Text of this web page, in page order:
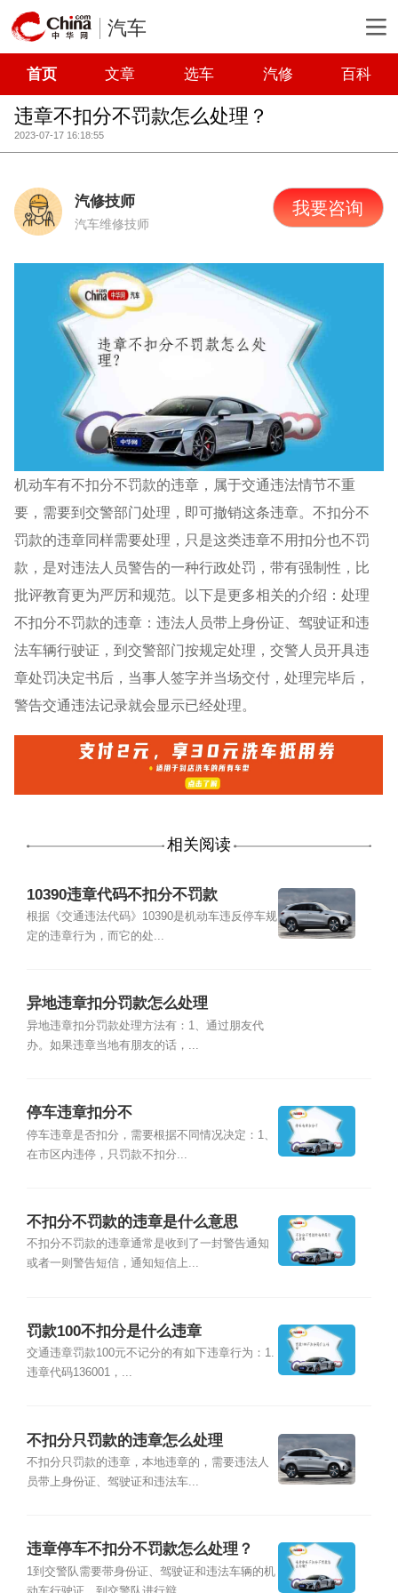
汽车
首页 文章 选车 汽修 百科
违章不扣分不罚款怎么处理？
2023-07-17 16:18:55
汽修技师
汽车维修技师
我要咨询
机动车有不扣分不罚款的违章，属于交通违法情节不重
要，需要到交警部门处理，即可撤销这条违章。不扣分不
罚款的违章同样需要处理，只是这类违章不用扣分也不罚
款，是对违法人员警告的一种行政处罚，带有强制性，比
批评教育更为严厉和规范。以下是更多相关的介绍：处理
不扣分不罚款的违章：违法人员带上身份证、驾驶证和违
法车辆行驶证，到交警部门按规定处理，交警人员开具违
章处罚决定书后，当事人签字并当场交付，处理完毕后，
警告交通违法记录就会显示已经处理。
相关阅读
10390违章代码不扣分不罚款
根据《交通违法代码》10390是机动车违反停车规
定的违章行为，而它的处...
异地违章扣分罚款怎么处理
异地违章扣分罚款处理方法有：1、通过朋友代
办。如果违章当地有朋友的话，...
停车违章扣分不
停车违章是否扣分，需要根据不同情况决定：1、
在市区内违停，只罚款不扣分...
不扣分不罚款的违章是什么意思
不扣分不罚款的违章通常是收到了一封警告通知
或者一则警告短信，通知短信上...
罚款100不扣分是什么违章
交通违章罚款100元不记分的有如下违章行为：1.
违章代码136001，...
不扣分只罚款的违章怎么处理
不扣分只罚款的违章，本地违章的，需要违法人
员带上身份证、驾驶证和违法车...
违章停车不扣分不罚款怎么处理？
1到交警队需要带身份证、驾驶证和违法车辆的机